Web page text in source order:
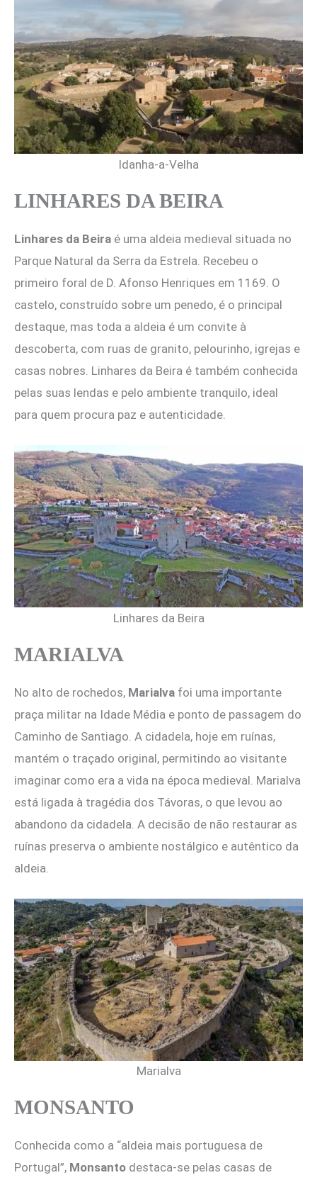
Idanha-a-Velha
LINHARES DA BEIRA
Linhares da Beira é uma aldeia medieval situada no
Parque Natural da Serra da Estrela. Recebeu o
primeiro foral de D. Afonso Henriques em 1169. O
castelo, construído sobre um penedo, é o principal
destaque, mas toda a aldeia é um convite à
descoberta, com ruas de granito, pelourinho, igrejas e
casas nobres. Linhares da Beira é também conhecida
pelas suas lendas e pelo ambiente tranquilo, ideal
para quem procura paz e autenticidade.
Linhares da Beira
MARIALVA
No alto de rochedos, Marialva foi uma importante
praça militar na Idade Média e ponto de passagem do
Caminho de Santiago. A cidadela, hoje em ruínas,
mantém o traçado original, permitindo ao visitante
imaginar como era a vida na época medieval. Marialva
está ligada à tragédia dos Távoras, o que levou ao
abandono da cidadela. A decisão de não restaurar as
ruínas preserva o ambiente nostálgico e autêntico da
aldeia.
Marialva
MONSANTO
Conhecida como a “aldeia mais portuguesa de
Portugal”, Monsanto destaca-se pelas casas de